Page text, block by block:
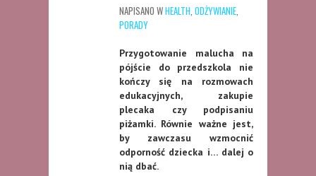
NAPISANO WHEALTH, ODŻYWIANIE,
PORADY
Przygotowanie malucha na
pójście do przedszkola nie
kończy się na rozmowach
edukacyjnych, zakupie
plecaka czy podpisaniu
piżamki. Równie ważne jest,
by zawczasu wzmocnić
odporność dziecka i… dalej o
nią dbać.